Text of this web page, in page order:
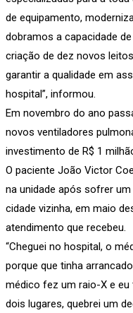
de equipamento,
dobramos a capacidade
criação de dez novos
garantir a qualidade em
hospital”, informou.
Em novembro do ano
novos ventiladores
investimento de R$ 1
O paciente João Victor
na unidade após sofrer
cidade vizinha, em maio
atendimento que recebeu.
“Cheguei no hospital, o
porque que tinha
médico fez um raio-X e eu
dois lugares, quebrei um